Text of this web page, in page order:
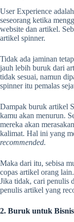
User Experience
seseorang ketika
website dan artikel.
artikel spinner.
Tidak ada jaminan
jauh lebih buruk dari
tidak sesuai, namun
spinner itu pemalas
Dampak buruk artikel
kamu akan menurun.
mereka akan
kalimat. Hal ini yang
recommended.
Maka dari itu, sebisa
copas artikel orang
Jika tidak, cari penulis
penulis artikel yang
2. Buruk untuk Bisnis